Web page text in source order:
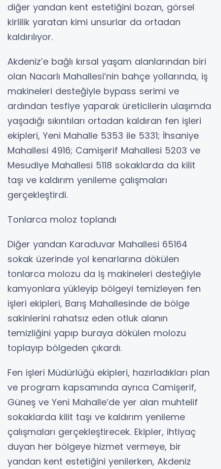
diğer yandan kent estetiğini bozan, görsel
kirlilik yaratan kimi unsurlar da ortadan
kaldırılıyor.
Akdeniz’e bağlı kırsal yaşam alanlarından biri
olan Nacarlı Mahallesi’nin bahçe yollarında, iş
makineleri desteğiyle bypass serimi ve
ardından tesfiye yaparak üreticilerin ulaşımda
yaşadığı sıkıntıları ortadan kaldıran fen işleri
ekipleri, Yeni Mahalle 5353 ile 5331; İhsaniye
Mahallesi 4916; Camişerif Mahallesi 5203 ve
Mesudiye Mahallesi 5118 sokaklarda da kilit
taşı ve kaldırım yenileme çalışmaları
gerçekleştirdi.
Tonlarca moloz toplandı
Diğer yandan Karaduvar Mahallesi 65164
sokak üzerinde yol kenarlarına dökülen
tonlarca molozu da iş makineleri desteğiyle
kamyonlara yükleyip bölgeyi temizleyen fen
işleri ekipleri, Barış Mahallesinde de bölge
sakinlerini rahatsız eden otluk alanın
temizliğini yapıp buraya dökülen molozu
toplayıp bölgeden çıkardı.
Fen işleri Müdürlüğü ekipleri, hazırladıkları plan
ve program kapsamında ayrıca Camişerif,
Güneş ve Yeni Mahalle’de yer alan muhtelif
sokaklarda kilit taşı ve kaldırım yenileme
çalışmaları gerçekleştirecek. Ekipler, ihtiyaç
duyan her bölgeye hizmet vermeye, bir
yandan kent estetiğini yenilerken, Akdeniz